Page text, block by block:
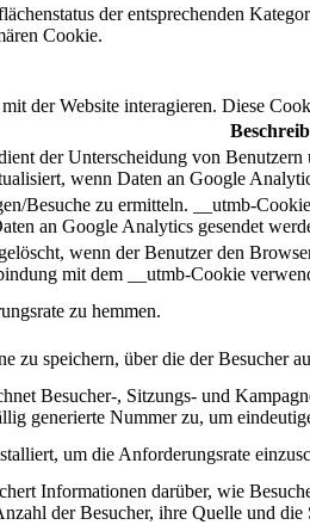
der entsprechenden
Cookie.
der Website interagieren. Diese
der Unterscheidung von
wenn Daten an Google
Besuche zu ermitteln. __utmb-
an Google Analytics gesendet
wenn der Benutzer den
mit dem __utmb-Cookie
zu hemmen.
zu speichern, über die der Besucher
Besucher-, Sitzungs- und
generierte Nummer zu, um
um die Anforderungsrate
Informationen darüber, wie
der Besucher, ihre Quelle und die